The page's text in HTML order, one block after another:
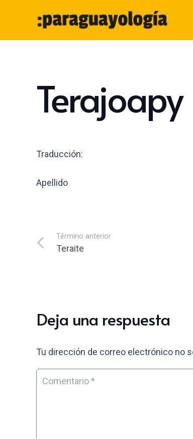
Terajoapy
Traducción:
Apellido
Término anterior
Teraite
Deja una respuesta
Tu dirección de correo electrónico no